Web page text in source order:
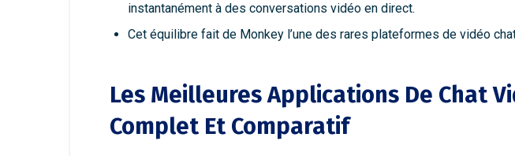
instantanément à des conversations vidéo en direct.
Cet équilibre fait de Monkey l’une des rares plateformes de vidéo
Les Meilleures Applications De Chat
Complet Et Comparatif